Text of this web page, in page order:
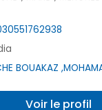
0551762938
BOUAKAZ
Voir le profil